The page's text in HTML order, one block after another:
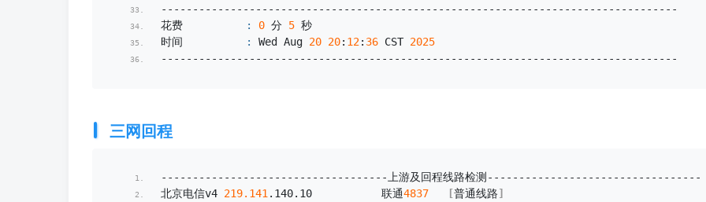
----------------------------------------------------------------------------------
花费
: 0 分 5 秒
时间
: Wed Aug 20 20: 12: 36 CST 2025
----------------------------------------------------------------------------------
三网回程
------------------------------------上游及回程线路检测
北京电信v4 219.141 . 140. 10
           联通
4837 [普通线路]